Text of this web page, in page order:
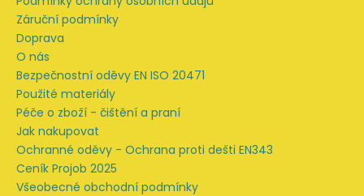
Záruční podmínky
Doprava
O nás
Bezpečnostní oděvy EN ISO 20471
Použité materiály
Péče o zboží - čištění a praní
Jak nakupovat
Ochranné oděvy - Ochrana proti dešti EN343
Ceník Projob 2025
Všeobecné obchodní podmínky